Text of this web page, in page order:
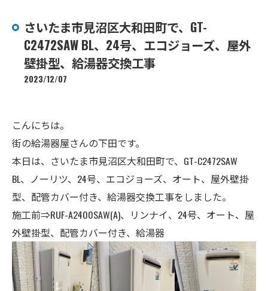
さいたま市見沼区大和田町で、GT-
C2472SAW BL、24号、エコジョーズ、屋外
壁掛型、給湯器交換工事
2023/12/07
こんにちは。
街の給湯器屋さんの下田です。
本日は、さいたま市見沼区大和田町で、GT-C2472SAW
BL、ノーリツ、24号、エコジョーズ、オート、屋外壁掛
型、配管カバー付き、給湯器交換工事をしました。
施工前⇒RUF-A2400SAW(A)、リンナイ、24号、オート、屋
外壁掛型、配管カバー付き、給湯器